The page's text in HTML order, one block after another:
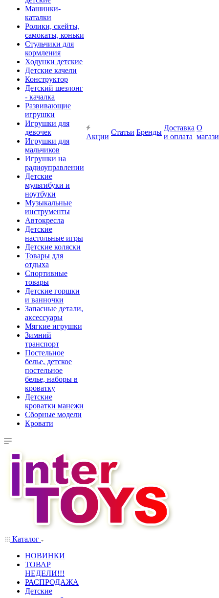
Машинки-
каталки
Ролики, скейты,
самокаты, коньки
Стульчики для
кормления
Ходунки детские
Детские качели
Конструктор
Детский шезлонг
- качалка
Развивающие
игрушки
Игрушки для
девочек
Игрушки для
мальчиков
Игрушки на
радиоуправлении
Детские
мультибуки и
ноутбуки
Музыкальные
инструменты
Автокресла
Детские
настольные игры
Детские коляски
Товары для
отдыха
Спортивные
товары
Детские горшки
и ванночки
Запасные детали,
аксессуары
Мягкие игрушки
Зимний
транспорт
Постельное
белье, детское
постельное
белье, наборы в
кроватку
Детские
кроватки манежи
Сборные модели
Кровати
Акции
Статьи Бренды
Доставка
и оплата
О
Каталог
НОВИНКИ
ТОВАР
НЕДЕЛИ!!!
РАСПРОДАЖА
Детские